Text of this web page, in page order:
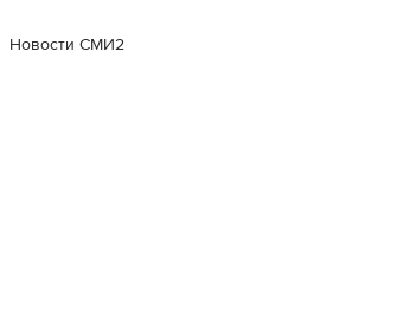
Новости СМИ2